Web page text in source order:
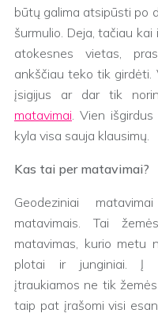
būtų galima atsipūsti po
šurmulio. Deja, tačiau
atokesnes vietas,
ankščiau teko tik girdėti.
įsigijus ar dar tik
matavimai. Vien
kyla visa sauja klausimų.
Kas tai per matavimai?
Geodeziniai
matavimais. Tai
matavimas, kurio metu
plotai ir junginiai. Į
įtraukiamos ne tik
taip pat įrašomi visi